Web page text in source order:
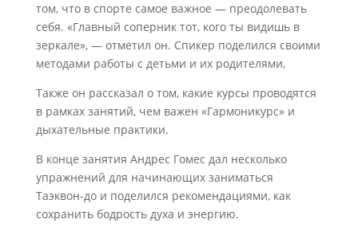
том, что в спорте самое важное — преодолевать
себя. «Главный соперник тот, кого ты видишь в
зеркале», — отметил он. Спикер поделился своими
методами работы с детьми и их родителями,
Также он рассказал о том, какие курсы проводятся
в рамках занятий, чем важен «Гармоникурс» и
дыхательные практики.
В конце занятия Андрес Гомес дал несколько
упражнений для начинающих заниматься
Таэквон-до и поделился рекомендациями, как
сохранить бодрость духа и энергию.